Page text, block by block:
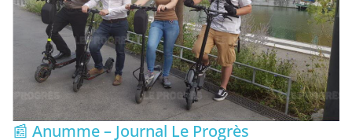
📰 Anumme – Journal Le Progrès